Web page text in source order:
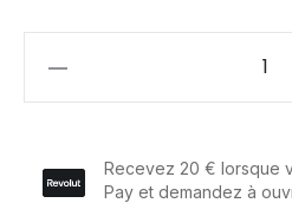
Iconic